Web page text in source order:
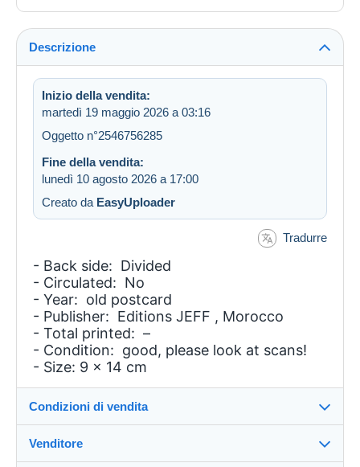
Descrizione
Inizio della vendita:
martedì 19 maggio 2026 a 03:16
Oggetto n°2546756285
Fine della vendita:
lunedì 10 agosto 2026 a 17:00
Creato da EasyUploader
Tradurre
- Back side: Divided
- Circulated: No
- Year: old postcard
- Publisher: Editions JEFF , Morocco
- Total printed: –
- Condition: good, please look at scans!
- Size: 9 x 14 cm
Condizioni di vendita
Venditore